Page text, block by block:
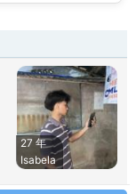
27 年
Isabela